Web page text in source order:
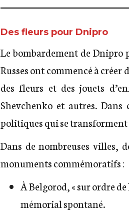
Des fleurs pour Dnipro
Le bombardement de Dnipro
Russes ont commencé à créer
des fleurs et des jouets
Shevchenko et autres.
politiques qui se
Dans de nombreuses villes,
monuments commémoratifs :
À Belgorod, « sur ordre
mémorial spontané.